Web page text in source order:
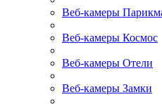
Веб-камеры
Веб-камеры Космос
Веб-камеры Отели
Веб-камеры Замки